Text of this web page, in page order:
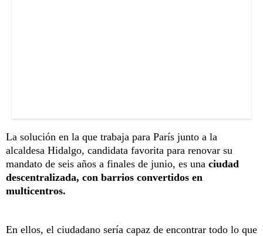
La solución en la que trabaja para París junto a la
alcaldesa Hidalgo, candidata favorita para renovar su
mandato de seis años a finales de junio, es una ciudad
descentralizada, con barrios convertidos en
multicentros.
En ellos, el ciudadano sería capaz de encontrar todo lo que